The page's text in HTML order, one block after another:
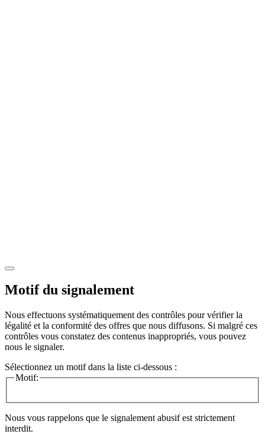
Motif du signalement
Nous effectuons systématiquement des contrôles pour vérifier la
légalité et la conformité des offres que nous diffusons. Si malgré ces
contrôles vous constatez des contenus inappropriés, vous pouvez
nous le signaler.
Sélectionnez un motif dans la liste ci-dessous :
Motif:
Nous vous rappelons que le signalement abusif est strictement
interdit.